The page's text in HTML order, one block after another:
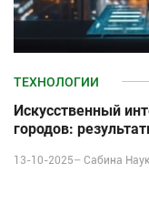
ТЕХНОЛОГИИ
Искусственный
городов:
13-10-2025– Сабина